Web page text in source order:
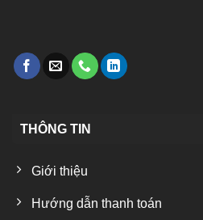
THÔNG TIN
Giới thiệu
Hướng dẫn thanh toán